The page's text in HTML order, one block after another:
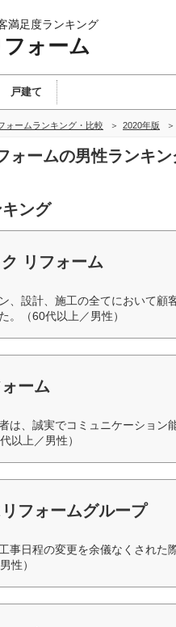
満足度ランキング
ォーム
戸建て
ォームランキング・比較 2020年版
ォームの男性ランキ
ング
リフォーム
、設計、施工の全てにおいて顧
。（60代以上／男性）
ーム
は、誠実でコミュニケーション
以上／男性）
フォームグループ
事日程の変更を余儀なくされた
性）